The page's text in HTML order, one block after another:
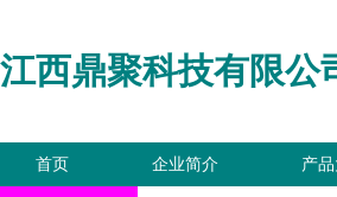
江西鼎聚科技有限公
首页 企业简介 产